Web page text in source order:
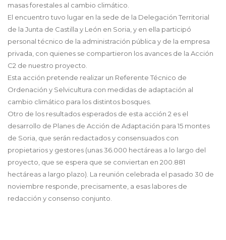
masas forestales al cambio climático.
El encuentro tuvo lugar en la sede de la Delegación Territorial
de la Junta de Castilla y León en Soria, y en ella participó
personal técnico de la administración pública y de la empresa
privada, con quienes se compartieron los avances de la Acción
C2 de nuestro proyecto.
Esta acción pretende realizar un Referente Técnico de
Ordenación y Selvicultura con medidas de adaptación al
cambio climático para los distintos bosques.
Otro de los resultados esperados de esta acción 2 es el
desarrollo de Planes de Acción de Adaptación para 15 montes
de Soria, que serán redactados y consensuados con
propietarios y gestores (unas 36.000 hectáreas a lo largo del
proyecto, que se espera que se conviertan en 200.881
hectáreas a largo plazo). La reunión celebrada el pasado 30 de
noviembre responde, precisamente, a esas labores de
redacción y consenso conjunto.